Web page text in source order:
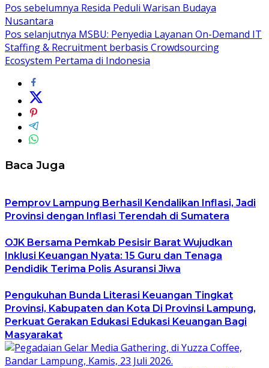
Pos sebelumnya Resida Peduli Warisan Budaya
Nusantara
Pos selanjutnya MSBU: Penyedia Layanan On-Demand IT
Staffing & Recruitment berbasis Crowdsourcing
Ecosystem Pertama di Indonesia
Baca Juga
Pemprov Lampung Berhasil Kendalikan Inflasi, Jadi
Provinsi dengan Inflasi Terendah di Sumatera
OJK Bersama Pemkab Pesisir Barat Wujudkan
Inklusi Keuangan Nyata: 15 Guru dan Tenaga
Pendidik Terima Polis Asuransi Jiwa
Pengukuhan Bunda Literasi Keuangan Tingkat
Provinsi, Kabupaten dan Kota Di Provinsi Lampung,
Perkuat Gerakan Edukasi Edukasi Keuangan Bagi
Masyarakat